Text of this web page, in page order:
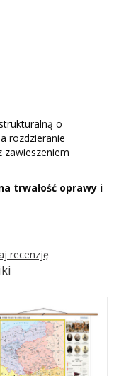
o
rozdzieranie
zawieszeniem
trwałość oprawy i
recenzję